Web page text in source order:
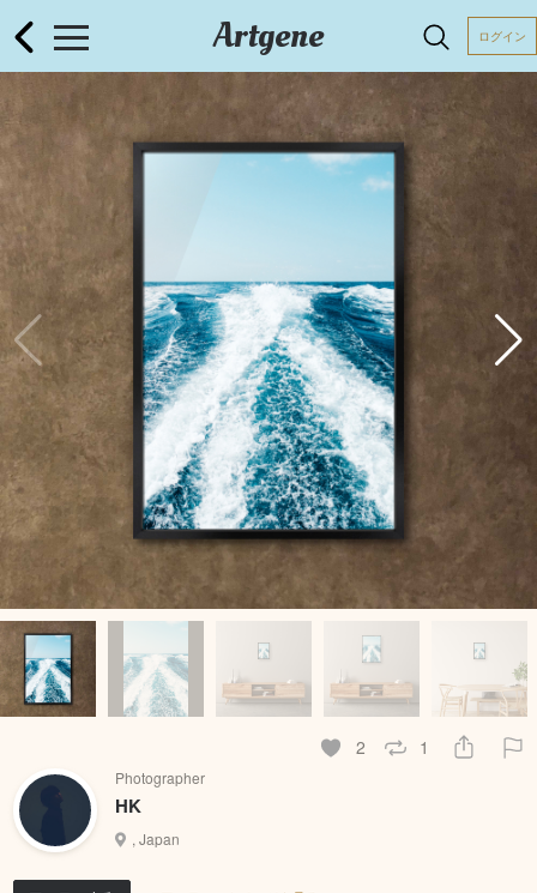
Artgene ログイン
2 1
Photographer
HK
, Japan